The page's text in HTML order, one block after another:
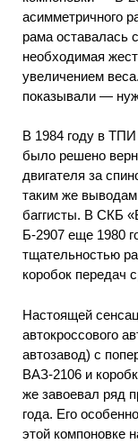
асимметричного
рама оставалась
необходимая
увеличением
показывали —
В 1984 году в ТПИ
было решено
двигателя за
таким же выводам
баггисты. В СКБ
Б-2907 еще 1980
тщательностью
коробок передач
Настоящей
автокроссового
автозавод) с
ВАЗ-2106 и
же завоевал ряд
года. Его
этой компоновке